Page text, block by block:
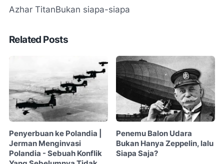
Azhar TitanBukan siapa-siapa
Related Posts
Penyerbuan ke Polandia |
Jerman Menginvasi
Polandia - Sebuah Konflik
Penemu Balon Udara
Bukan Hanya Zeppelin, lalu
Siapa Saja?